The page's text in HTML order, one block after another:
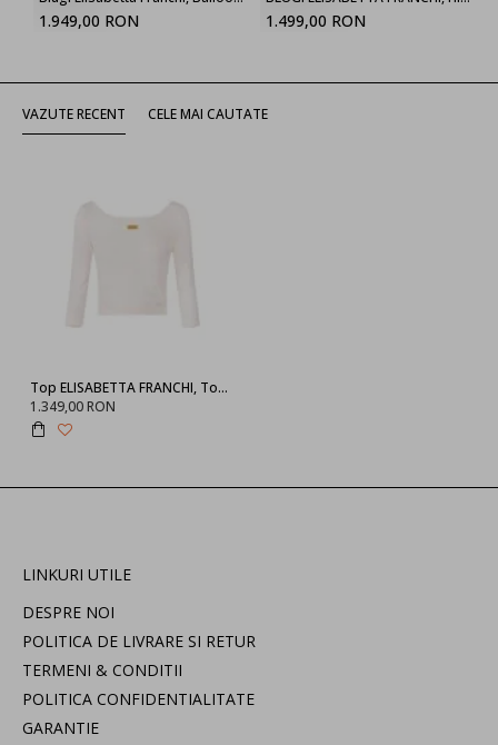
1.949,00 RON 1.499,00 RON
VAZUTE RECENT CELE MAI CAUTATE
Top ELISABETTA FRANCHI, Top in open-knit fabric
1.349,00 RON
LINKURI UTILE
DESPRE NOI
POLITICA DE LIVRARE SI RETUR
TERMENI & CONDITII
POLITICA CONFIDENTIALITATE
GARANTIE